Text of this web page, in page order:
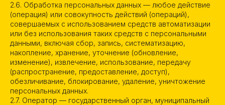
2.6. Обработка персональных данных — любое действие
(операция) или совокупность действий (операций),
совершаемых с использованием средств автоматизации
или без использования таких средств с персональными
данными, включая сбор, запись, систематизацию,
накопление, хранение, уточнение (обновление,
изменение), извлечение, использование, передачу
(распространение, предоставление, доступ),
обезличивание, блокирование, удаление, уничтожение
персональных данных.
2.7. Оператор — государственный орган, муниципальный